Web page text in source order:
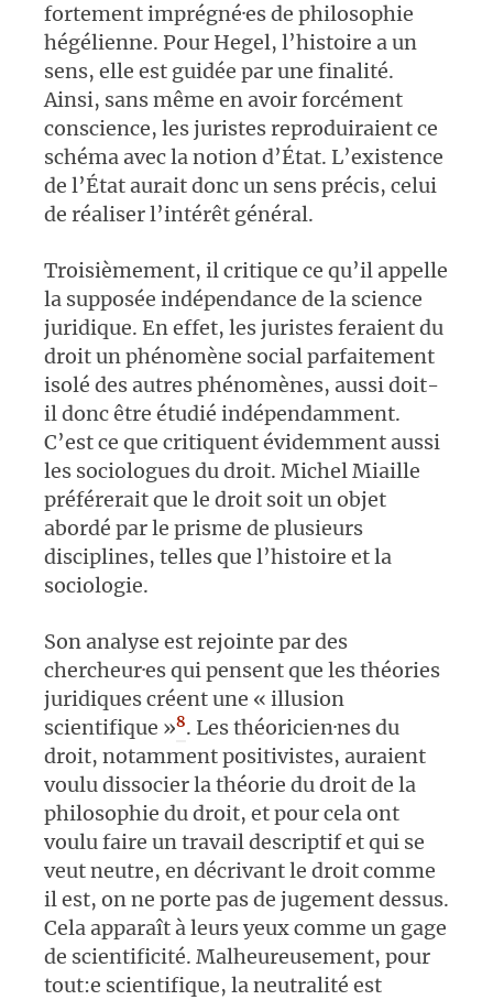
fortement imprégné·es de philosophie
hégélienne. Pour Hegel, l’histoire a un
sens, elle est guidée par une finalité.
Ainsi, sans même en avoir forcément
conscience, les juristes reproduiraient ce
schéma avec la notion d’État. L’existence
de l’État aurait donc un sens précis, celui
de réaliser l’intérêt général.
Troisièmement, il critique ce qu’il appelle
la supposée indépendance de la science
juridique. En effet, les juristes feraient du
droit un phénomène social parfaitement
isolé des autres phénomènes, aussi doit-
il donc être étudié indépendamment.
C’est ce que critiquent évidemment aussi
les sociologues du droit. Michel Miaille
préférerait que le droit soit un objet
abordé par le prisme de plusieurs
disciplines, telles que l’histoire et la
sociologie.
Son analyse est rejointe par des
chercheur·es qui pensent que les théories
juridiques créent une « illusion
scientifique »8. Les théoricien·nes du
droit, notamment positivistes, auraient
voulu dissocier la théorie du droit de la
philosophie du droit, et pour cela ont
voulu faire un travail descriptif et qui se
veut neutre, en décrivant le droit comme
il est, on ne porte pas de jugement dessus.
Cela apparaît à leurs yeux comme un gage
de scientificité. Malheureusement, pour
tout:e scientifique, la neutralité est